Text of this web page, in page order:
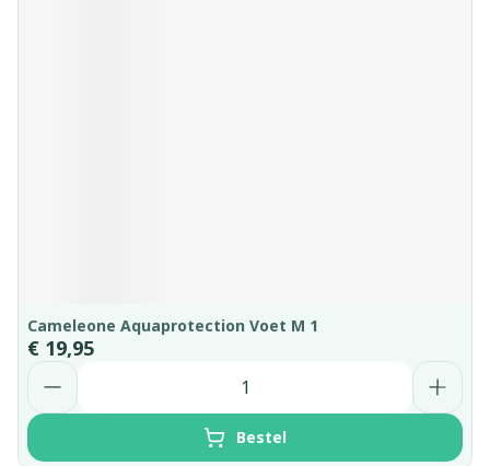
Cameleone Aquaprotection Voet M 1
€ 19,95
Aantal
Bestel